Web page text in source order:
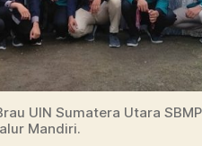
UIN Sumatera Utara
Mandiri.